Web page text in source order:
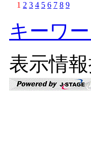
1 2 3 4 5 6 7 8 9
キーワ
表示情